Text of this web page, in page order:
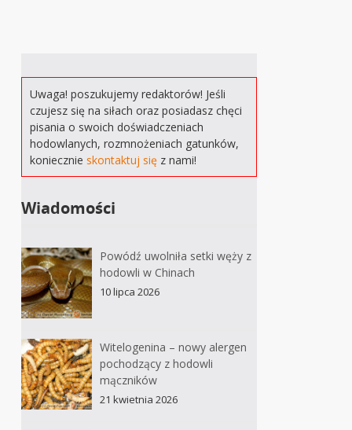
Uwaga! poszukujemy redaktorów! Jeśli
czujesz się na siłach oraz posiadasz chęci
pisania o swoich doświadczeniach
hodowlanych, rozmnożeniach gatunków,
koniecznieskontaktuj się z nami!
Wiadomości
Powódź uwolniła setki węży z
hodowli w Chinach
10 lipca 2026
Witelogenina – nowy alergen
pochodzący z hodowli
mączników
21 kwietnia 2026